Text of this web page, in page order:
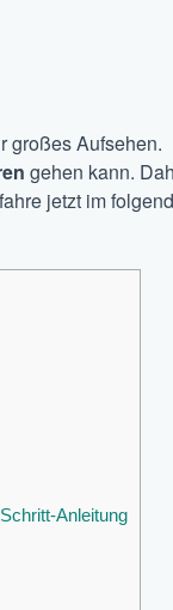
großes Aufsehen.
gehen kann.
jetzt im
Anleitung